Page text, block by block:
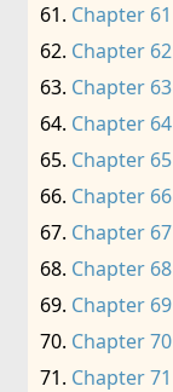
Chapter 61
Chapter 62
Chapter 63
Chapter 64
Chapter 65
Chapter 66
Chapter 67
Chapter 68
Chapter 69
Chapter 70
Chapter 71